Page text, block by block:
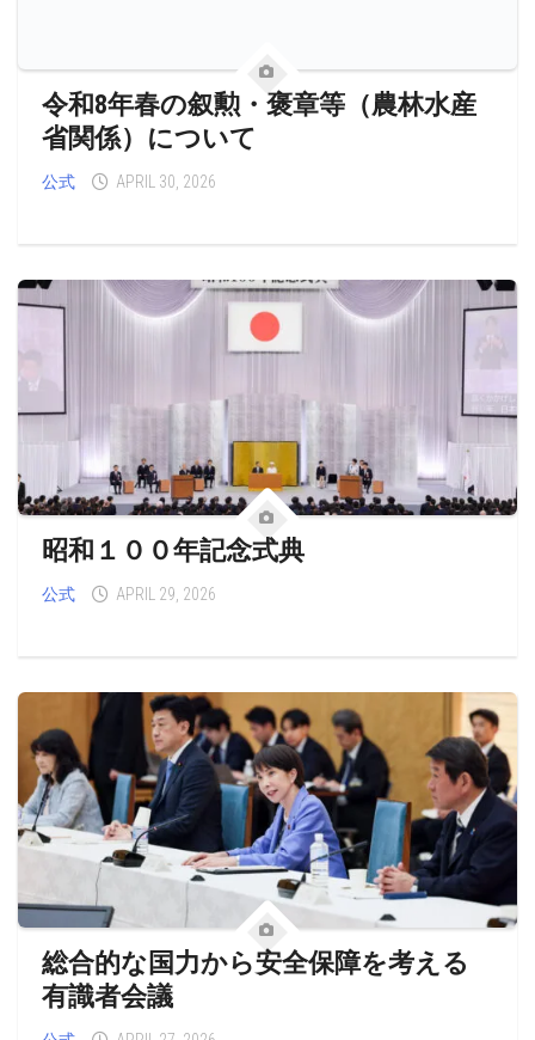
令和8年春の叙勲・褒章等（農林水産
省関係）について
公式 APRIL 30, 2026
昭和１００年記念式典
公式 APRIL 29, 2026
総合的な国力から安全保障を考える
有識者会議